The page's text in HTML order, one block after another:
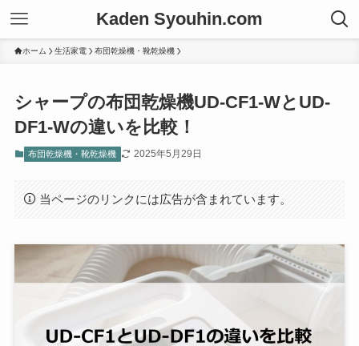
Kaden Syouhin.com
ホーム 生活家電 布団乾燥機・靴乾燥機
シャープの布団乾燥機UD-CF1-WとUD-
DF1-Wの違いを比較！
布団乾燥機・靴乾燥機 2025年5月29日
当ページのリンクには広告が含まれています。